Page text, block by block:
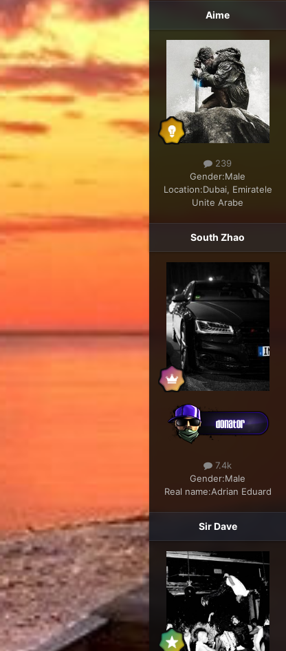
Aime
239
Gender:Male
Location:Dubai, Emiratele
Unite Arabe
South Zhao
7.4k
Gender:Male
Real name:Adrian Eduard
Sir Dave